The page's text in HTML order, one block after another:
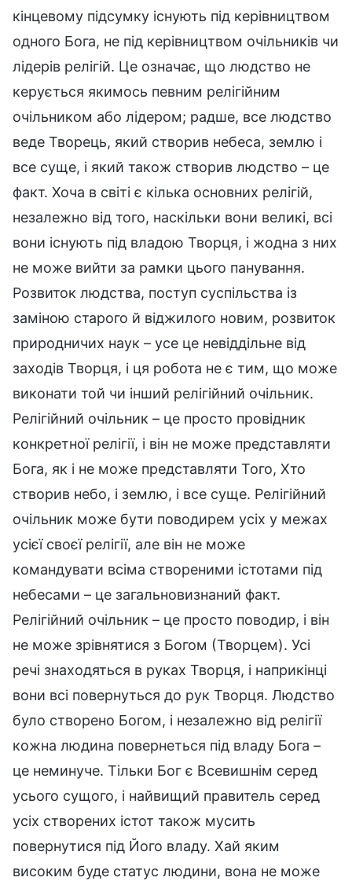
кінцевому підсумку існують під керівництвом
одного Бога, не під керівництвом очільників чи
лідерів релігій. Це означає, що людство не
керується якимось певним релігійним
очільником або лідером; радше, все людство
веде Творець, який створив небеса, землю і
все суще, і який також створив людство – це
факт. Хоча в світі є кілька основних релігій,
незалежно від того, наскільки вони великі, всі
вони існують під владою Творця, і жодна з них
не може вийти за рамки цього панування.
Розвиток людства, поступ суспільства із
заміною старого й віджилого новим, розвиток
природничих наук – усе це невіддільне від
заходів Творця, і ця робота не є тим, що може
виконати той чи інший релігійний очільник.
Релігійний очільник – це просто провідник
конкретної релігії, і він не може представляти
Бога, як і не може представляти Того, Хто
створив небо, і землю, і все суще. Релігійний
очільник може бути поводирем усіх у межах
усієї своєї релігії, але він не може
командувати всіма створеними істотами під
небесами – це загальновизнаний факт.
Релігійний очільник – це просто поводир, і він
не може зрівнятися з Богом (Творцем). Усі
речі знаходяться в руках Творця, і наприкінці
вони всі повернуться до рук Творця. Людство
було створено Богом, і незалежно від релігії
кожна людина повернеться під владу Бога –
це неминуче. Тільки Бог є Всевишнім серед
усього сущого, і найвищий правитель серед
усіх створених істот також мусить
повернутися під Його владу. Хай яким
високим буде статус людини, вона не може